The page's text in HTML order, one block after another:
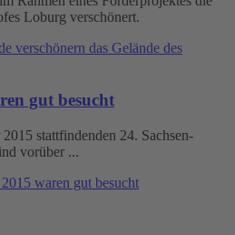
Loburg verschönert.
verschönern das Gelände des
gut besucht
stattfindenden 24. Sachsen-
vorüber ...
waren gut besucht